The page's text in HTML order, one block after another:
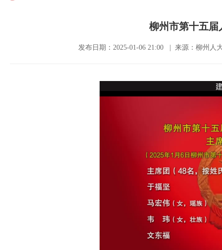
柳州市第十五届
发布日期：2025-01-06 21:00 | 来源：柳州人